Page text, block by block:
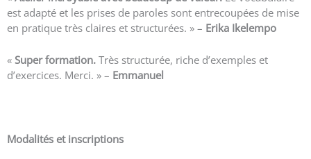
est adapté et les prises de paroles sont entrecoupées de mise
en pratique très claires et structurées. » – Erika Ikelempo
« Super formation. Très structurée, riche d’exemples et
d’exercices. Merci. » – Emmanuel
Modalités et inscriptions